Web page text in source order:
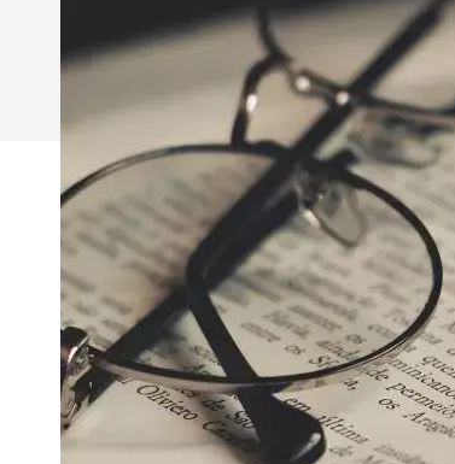
Teknologier
Boka ett möte